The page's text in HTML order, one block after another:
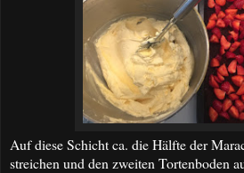
Auf diese Schicht ca. die Hälfte der
streichen und den zweiten Tortenboden